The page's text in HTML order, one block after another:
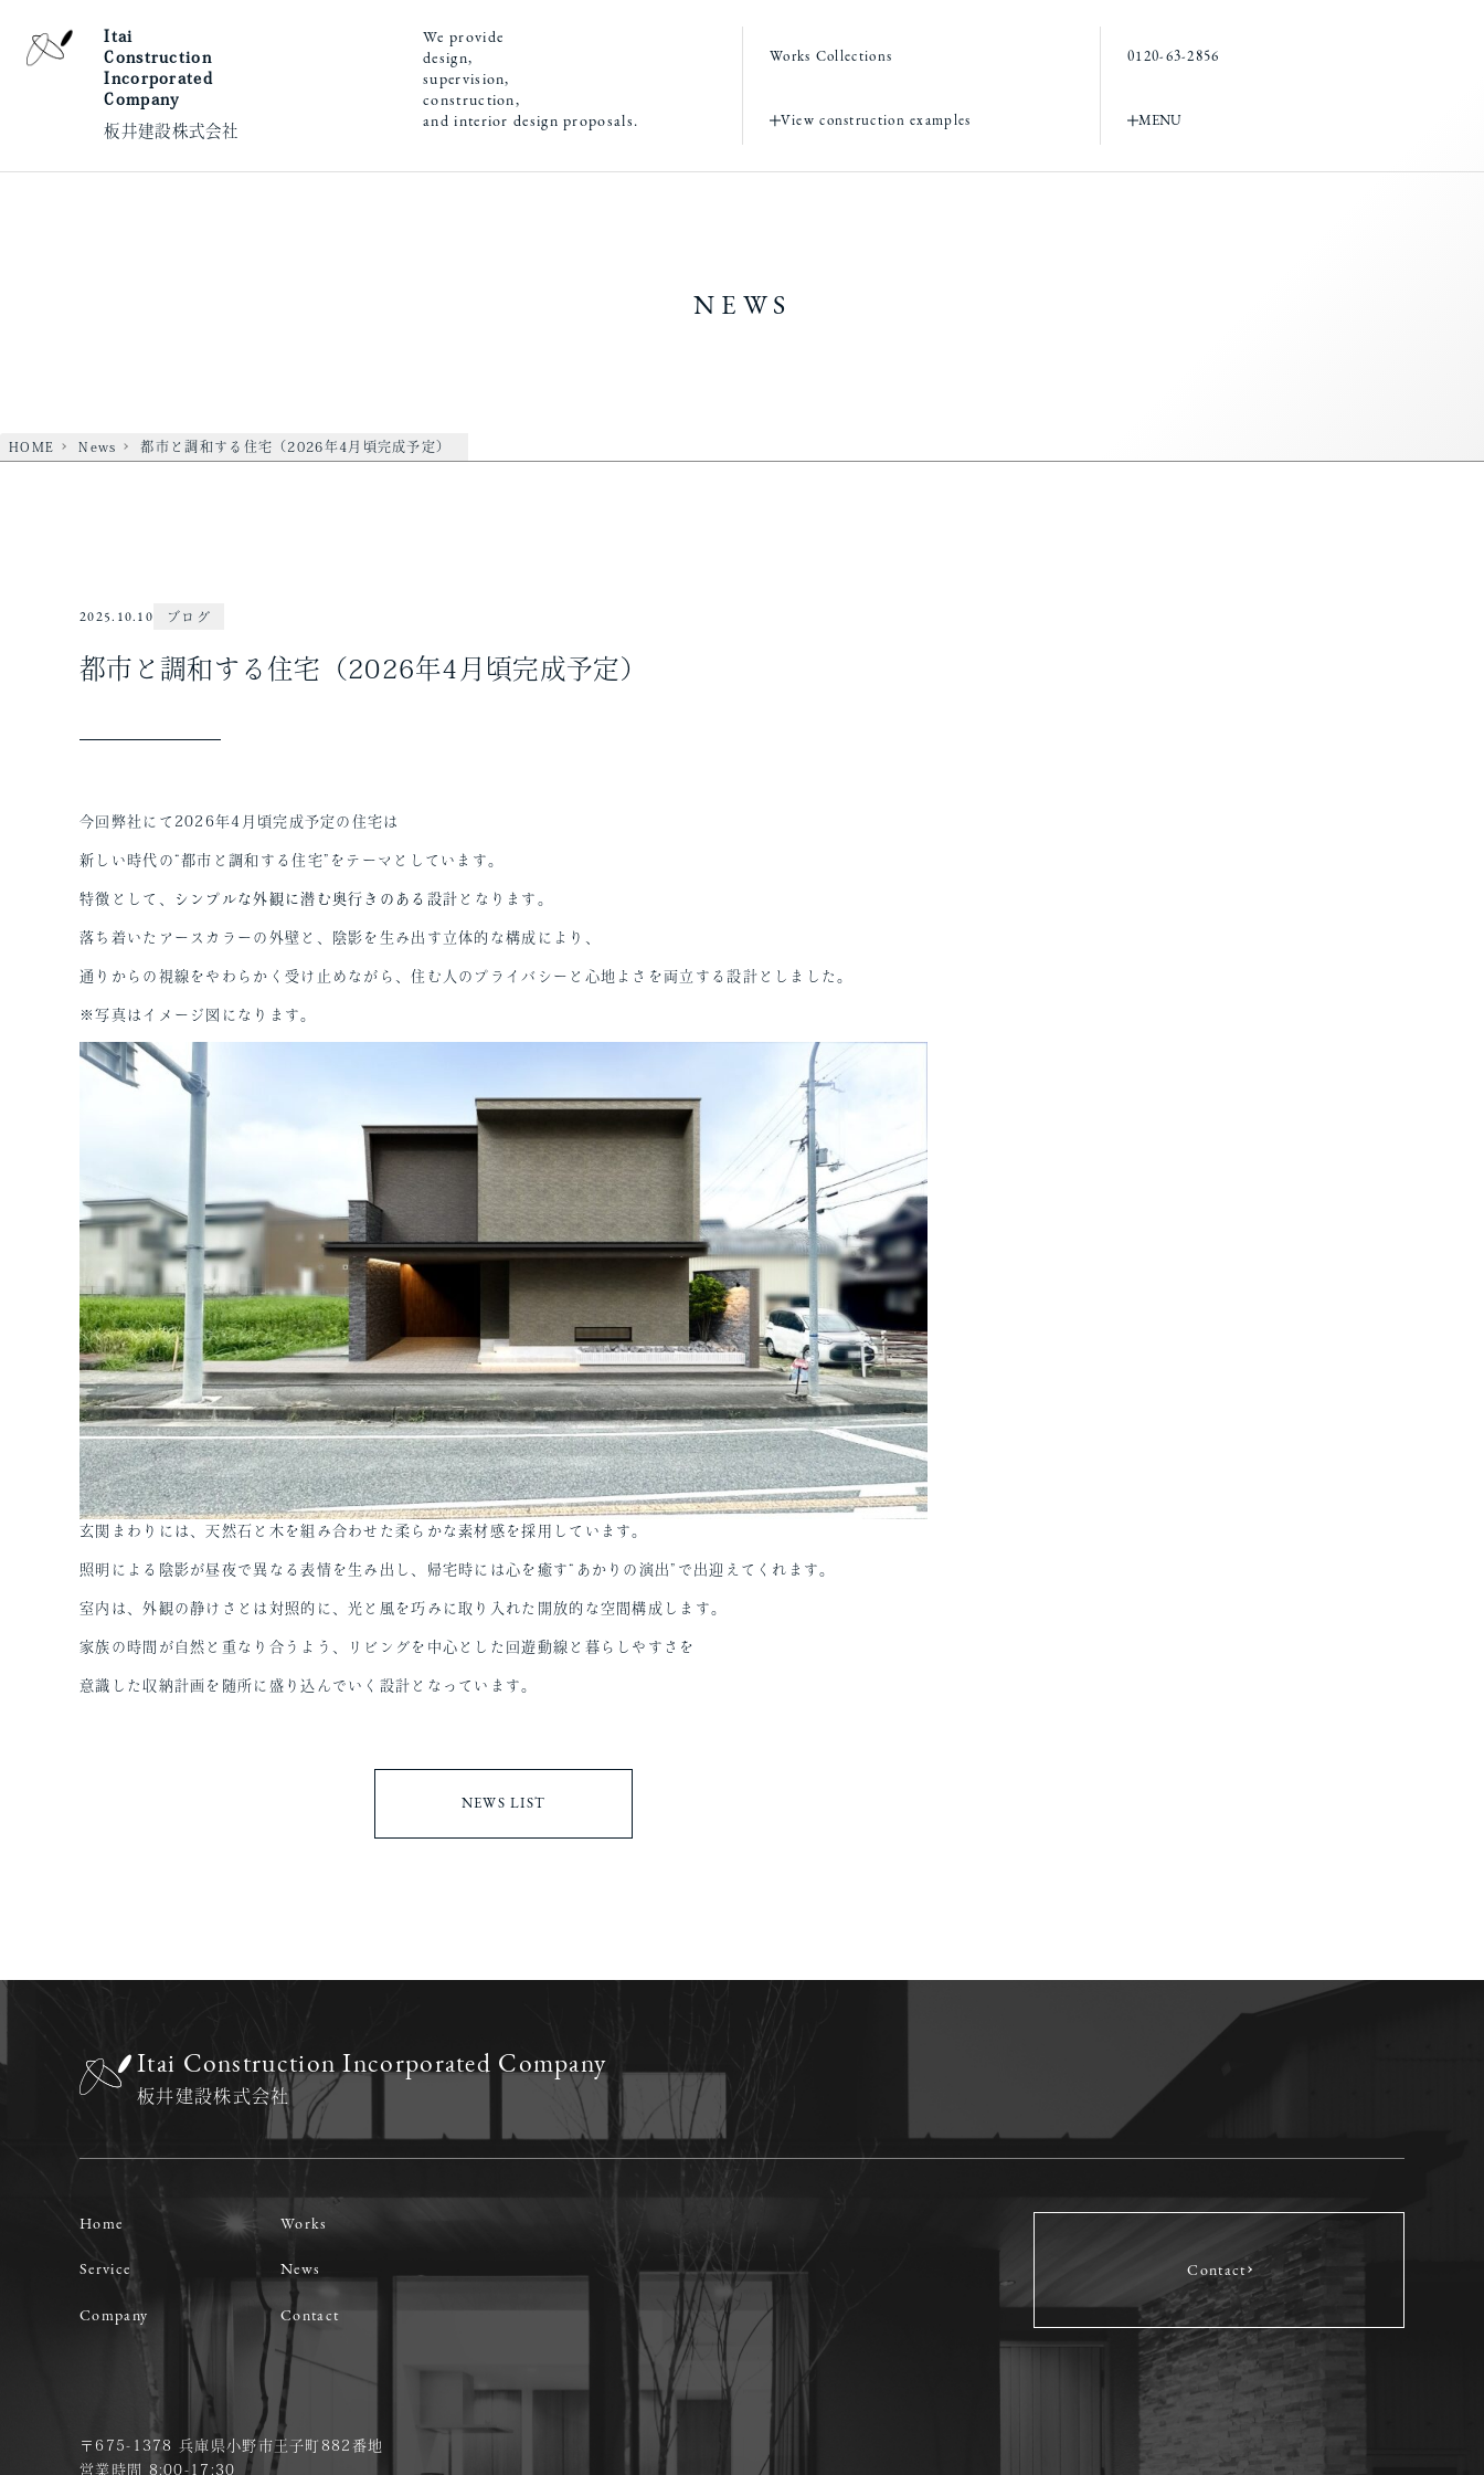
Itai
Construction
Incorporated
Company
板井建設株式会社
We provide
design,
supervision,
construction,
and interior design proposals.
Works Collections
View construction examples
0120-63-2856
MENU
NEWS
HOME News 都市と調和する住宅（2026年4月頃完成予定）
2025.10.10 ブログ
都市と調和する住宅（2026年4月頃完成予定）
今回弊社にて2026年4月頃完成予定の住宅は
新しい時代の“都市と調和する住宅”をテーマとしています。
特徴として、 シンプルな外観に潜む奥行きのある設計 となります。
落ち着いたアースカラーの外壁と、陰影を生み出す立体的な構成により、
通りからの視線をやわらかく受け止めながら、住む人のプライバシーと心地よさを両立する設計としました。
※写真はイメージ図になります。
玄関まわりには、天然石と木を組み合わせた柔らかな素材感を採用しています。
照明による陰影が昼夜で異なる表情を生み出し、帰宅時には心を癒す“あかりの演出”で出迎えてくれます。
室内は、外観の静けさとは対照的に、光と風を巧みに取り入れた開放的な空間構成します。
家族の時間が自然と重なり合うよう、リビングを中心とした回遊動線と暮らしやすさを
意識した収納計画を随所に盛り込んでいく設計となっています。
NEWS LIST
Itai Construction Incorporated Company
板井建設株式会社
Home
Service
Company
Works
News
Contact
Contact
〒675-1378 兵庫県小野市王子町882番地
営業時間 8:00-17:30